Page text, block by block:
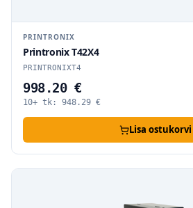
PRINTRONIX
Printronix T42X4
PRINTRONIXT4
998.20 €
10+ tk: 948.29 €
Lisa ostukorvi